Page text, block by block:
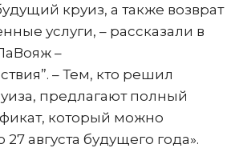
круиз, а также возврат
услуги, – рассказали в
–
– Тем, кто решил
предлагают полный
который можно
27 августа будущего года».